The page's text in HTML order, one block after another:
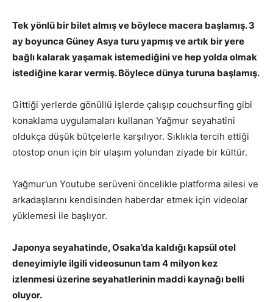
Tek yönlü bir bilet almış ve böylece macera başlamış. 3
ay boyunca Güney Asya turu yapmış ve artık bir yere
bağlı kalarak yaşamak istemediğini ve hep yolda olmak
istediğine karar vermiş. Böylece dünya turuna başlamış.
Gittiği yerlerde gönüllü işlerde çalışıp couchsurfing gibi
konaklama uygulamaları kullanan Yağmur seyahatini
oldukça düşük bütçelerle karşılıyor. Sıklıkla tercih ettiği
otostop onun için bir ulaşım yolundan ziyade bir kültür.
Yağmur’un Youtube serüveni öncelikle platforma ailesi ve
arkadaşlarını kendisinden haberdar etmek için videolar
yüklemesi ile başlıyor.
Japonya seyahatinde, Osaka’da kaldığı kapsül otel
deneyimiyle ilgili videosunun tam 4 milyon kez
izlenmesi üzerine seyahatlerinin maddi kaynağı belli
oluyor.